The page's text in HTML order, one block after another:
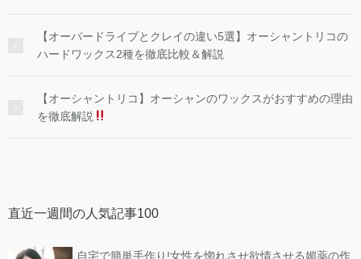
【オーバードライブとクレイの違い5選】オーシャントリコの
ハードワックス2種を徹底比較＆解説
【オーシャントリコ】オーシャンのワックスがおすすめの理由
を徹底解説
直近一週間の人気記事100
自宅で簡単手作り!女性を惚れさせ欲情させる媚薬の作